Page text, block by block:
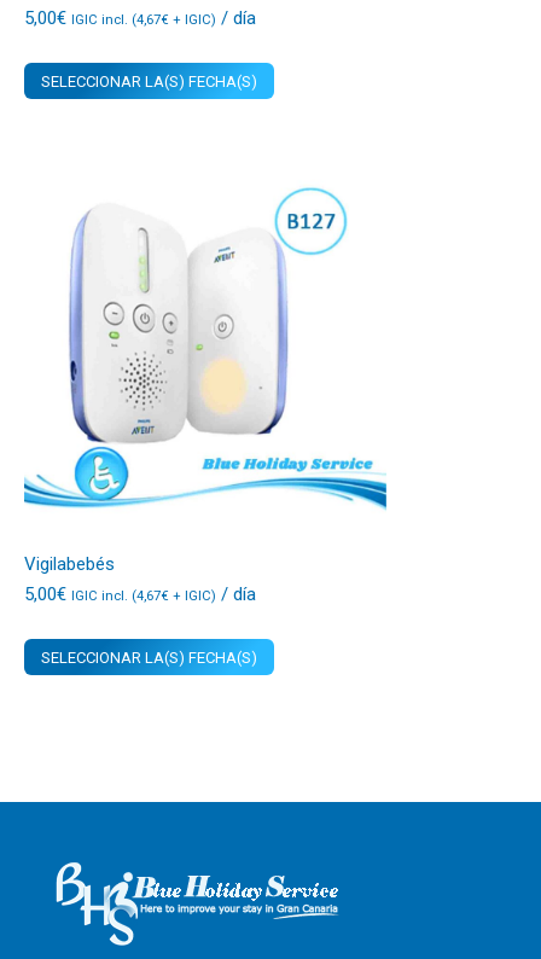
5,00€ IGIC incl. (4,67€ + IGIC) / día
SELECCIONAR LA(S) FECHA(S)
Vigilabebés
5,00€ IGIC incl. (4,67€ + IGIC) / día
SELECCIONAR LA(S) FECHA(S)